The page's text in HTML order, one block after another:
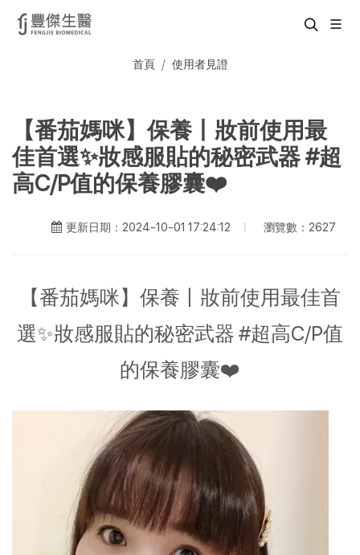
首頁 使用者見證
【番茄媽咪】保養丨妝前使用最
佳首選✨妝感服貼的秘密武器 #超
高C/P值的保養膠囊❤️
更新日期：2024-10-01 17:24:12 瀏覽數：2627
【番茄媽咪】保養丨妝前使用最佳首
選✨妝感服貼的秘密武器 #超高C/P值
的保養膠囊❤️